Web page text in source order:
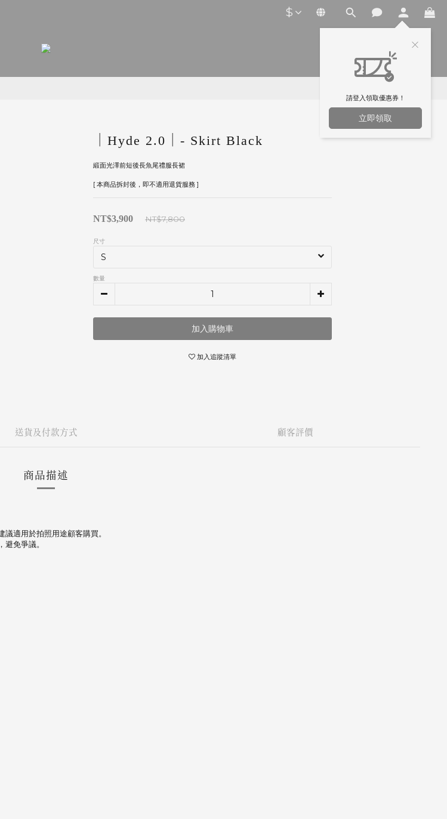
$
請登入領取優惠券！
立即領取
｜Hyde 2.0｜- Skirt Black
緞面光澤前短後長魚尾禮服長裙
[ 本商品拆封後，即不適用退貨服務 ]
NT$3,900 NT$7,800
尺寸
數量
加入購物車
加入追蹤清單
送貨及付款方式 顧客評價
商品描述
適用於拍照用途顧客購買。
免爭議。